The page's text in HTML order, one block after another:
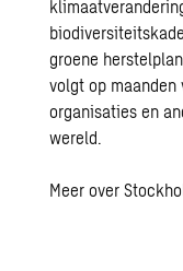
groene
volgt op maanden
organisaties en
wereld.
Meer over